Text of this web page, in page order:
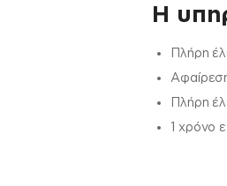
H
Πλήρη
Πλήρη
1 χρόνο